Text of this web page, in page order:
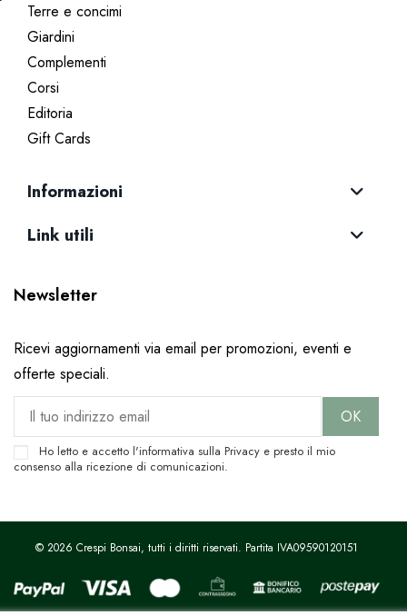
Terre e concimi
Giardini
Complementi
Corsi
Editoria
Gift Cards
Informazioni
Link utili
Newsletter
Ricevi aggiornamenti via email per promozioni, eventi e
offerte speciali.
Ho letto e accetto l'informativa sulla Privacy e presto il mio
consenso alla ricezione di comunicazioni.
© 2026 Crespi Bonsai, tutti i diritti riservati. Partita IVA09590120151